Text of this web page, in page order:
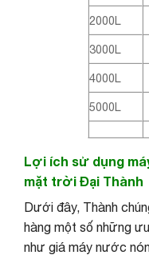
2000L
3000L
4000L
5000L
Lợi ích sử dụng
mặt trời Đại Thành
Dưới đây, Thành
hàng một số những
như giá máy nước